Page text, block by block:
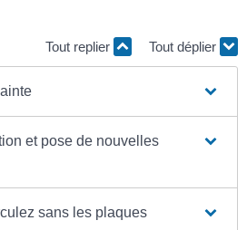
Tout replier Tout déplier
et pose de nouvelles
sans les plaques